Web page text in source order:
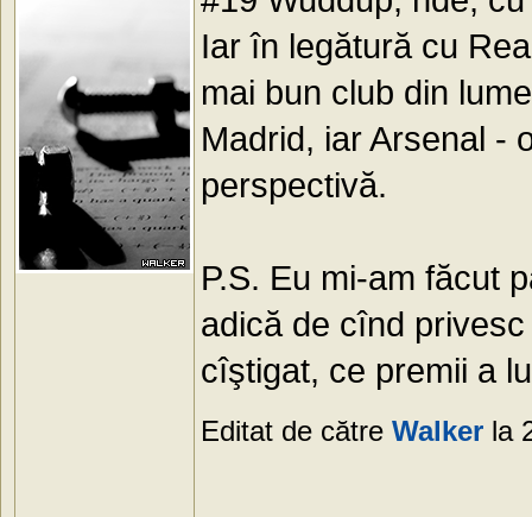
Iar în legătură cu
mai bun club din
Madrid, iar Arsenal -
perspectivă.
P.S. Eu mi-am făcut
adică de cînd
cîştigat, ce premii a
Editat de către Walker la